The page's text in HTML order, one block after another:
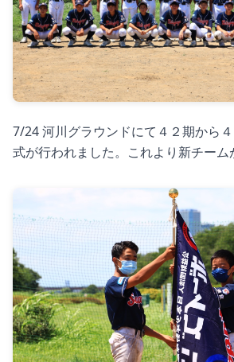
7/24 河川グラウンドにて４２期から
式が行われました。これより新チーム